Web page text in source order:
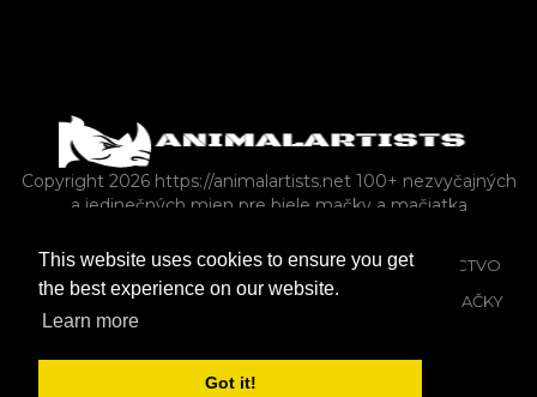
This website uses cookies to ensure you get
the best experience on our website.
Learn more
Got it!
Copyright 2026 https://animalartists.net 100+ nezvyčajných
a jedinečných mien pre biele mačky a mačiatka
KONE VLASTNÍCTVO DOMÁCICH MILÁČIKOV
VTÁCTVO
ZVER A RASTLINSTVO
PLAZY A OBOJŽIVELNÍKY
MAČKY